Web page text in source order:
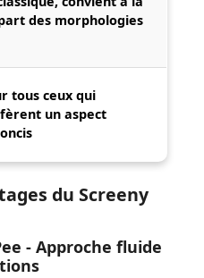
des morphologies
tous ceux qui
un aspect
du Screeny
- Approche fluide